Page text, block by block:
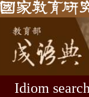
Idiom search